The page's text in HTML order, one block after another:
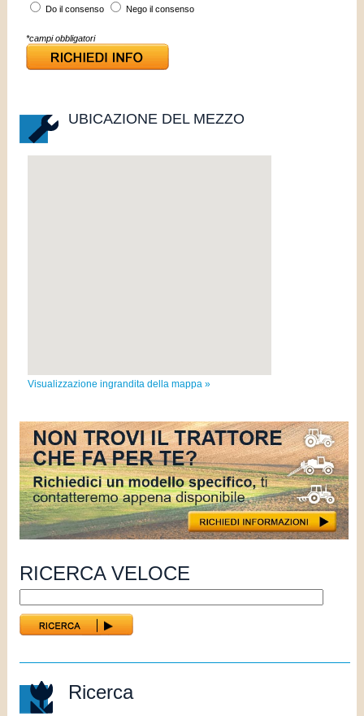
Do il consenso
Nego il consenso
*campi obbligatori
UBICAZIONE DEL MEZZO
Visualizzazione ingrandita della mappa »
RICERCA VELOCE
Ricerca